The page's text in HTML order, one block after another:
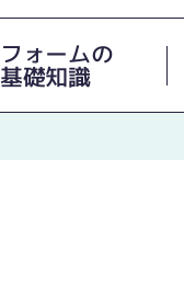
ォームの
基礎知識